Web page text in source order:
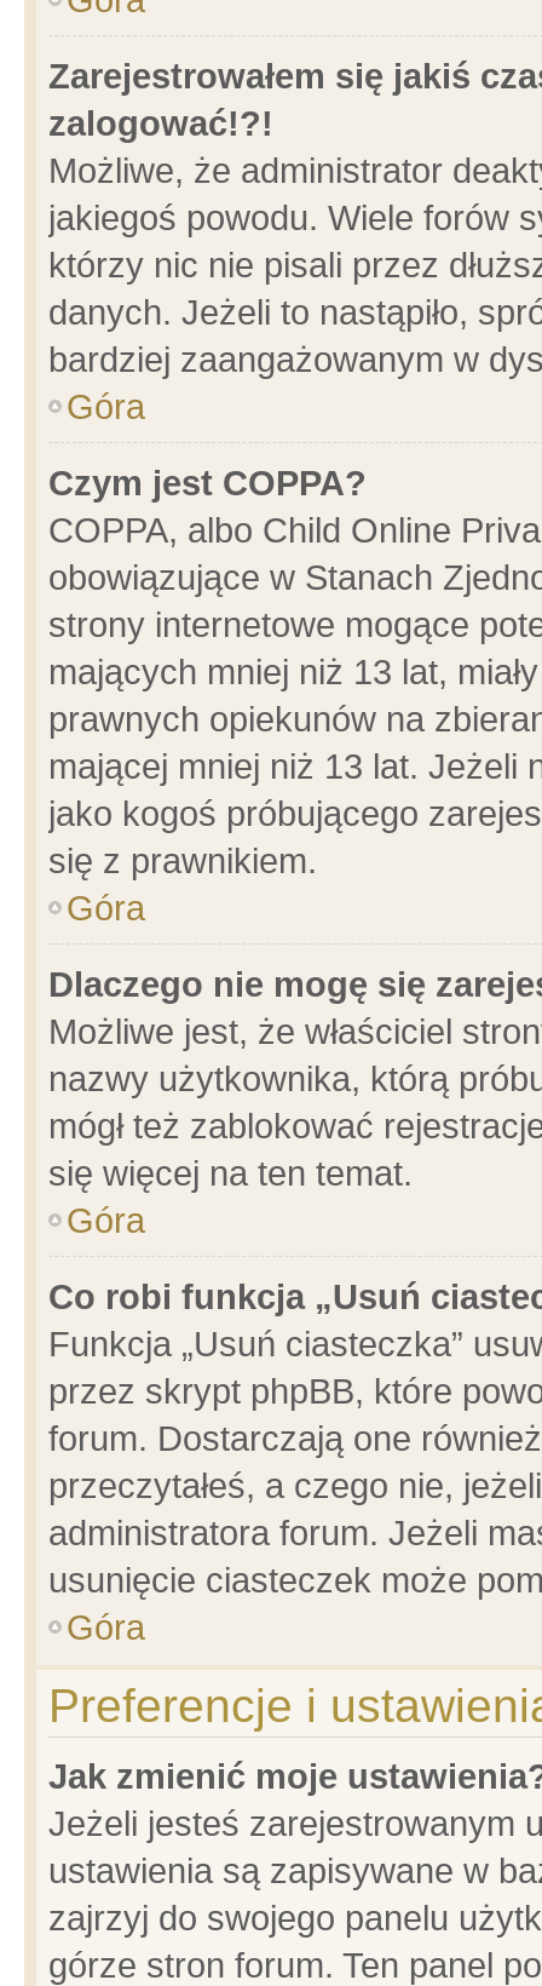
Zarejestrowałem się jakiś
zalogować!?!
Możliwe, że administrator
jakiegoś powodu. Wiele forów
którzy nic nie pisali przez
danych. Jeżeli to nastąpiło,
bardziej zaangażowanym w
Góra
Czym jest COPPA?
COPPA, albo Child Online
obowiązujące w Stanach
strony internetowe mogące
mających mniej niż 13 lat,
prawnych opiekunów na
mającej mniej niż 13 lat. Jeżeli
jako kogoś próbującego
się z prawnikiem.
Góra
Dlaczego nie mogę się
Możliwe jest, że właściciel
nazwy użytkownika, którą
mógł też zablokować
się więcej na ten temat.
Góra
Co robi funkcja „Usuń
Funkcja „Usuń ciasteczka”
przez skrypt phpBB, które
forum. Dostarczają one
przeczytałeś, a czego nie,
administratora forum. Jeżeli
usunięcie ciasteczek może
Góra
Preferencje i
Jak zmienić moje
Jeżeli jesteś zarejestrowanym
ustawienia są zapisywane w
zajrzyj do swojego panelu
górze stron forum. Ten panel